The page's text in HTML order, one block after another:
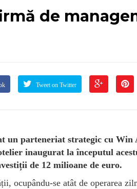
de
Tweet on Twitter
un parteneriat strategic cu Win
inaugurat la începutul
de 12 milioane de euro.
ocupându-se atât de operarea